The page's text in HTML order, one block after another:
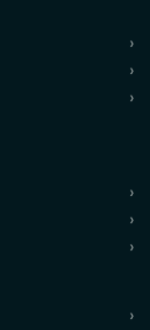
›
›
›
›
›
›
›